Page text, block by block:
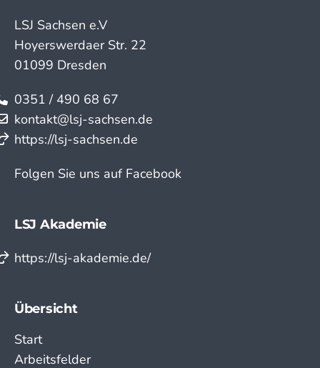
LSJ Sachsen e.V
Hoyerswerdaer Str. 22
01099 Dresden
0351 / 490 68 67
kontakt@lsj-sachsen.de
https://lsj-sachsen.de
Folgen Sie uns auf Facebook
LSJ Akademie
https://lsj-akademie.de/
Übersicht
Start
Arbeitsfelder